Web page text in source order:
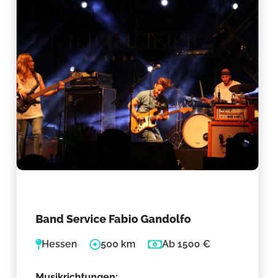
Band Service Fabio Gandolfo
Hessen 500 km Ab 1500 €